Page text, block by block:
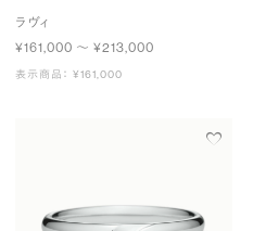
ラヴィ
¥161,000 〜 ¥213,000
表示商品： ¥161,000